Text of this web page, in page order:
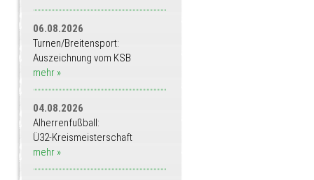
06.08.2026
Turnen/Breitensport:
Auszeichnung vom KSB
mehr »
04.08.2026
Alherrenfußball:
Ü32-Kreismeisterschaft
mehr »